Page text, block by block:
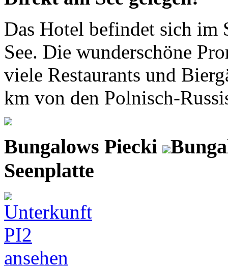
Das Hotel befindet sich im
See. Die wunderschöne
viele Restaurants und
km von den Polnisch-
Bungalows Piecki
Seenplatte